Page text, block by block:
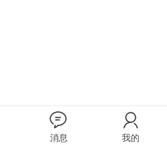
消息 我的